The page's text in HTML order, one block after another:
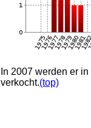
In 2007 werden er
verkocht.(top)